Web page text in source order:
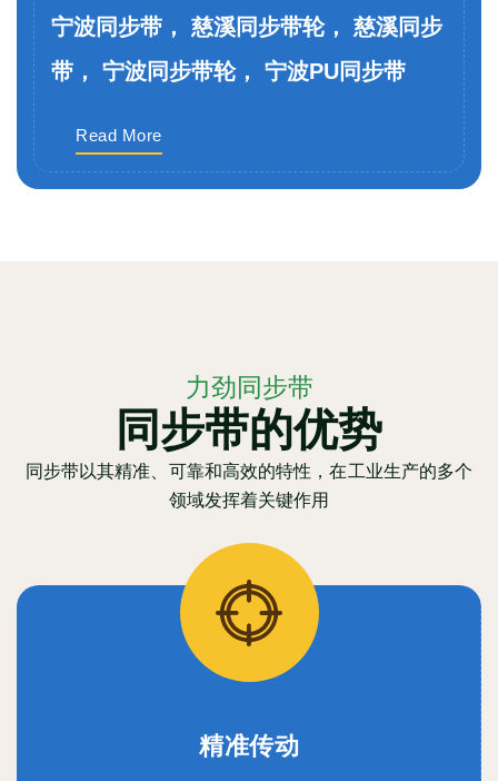
宁波同步带， 慈溪同步带轮， 慈溪同步
带， 宁波同步带轮， 宁波PU同步带
Read More
力劲同步带
同步带的优势
同步带以其精准、可靠和高效的特性，在工业生产的多个
领域发挥着关键作用
精准传动